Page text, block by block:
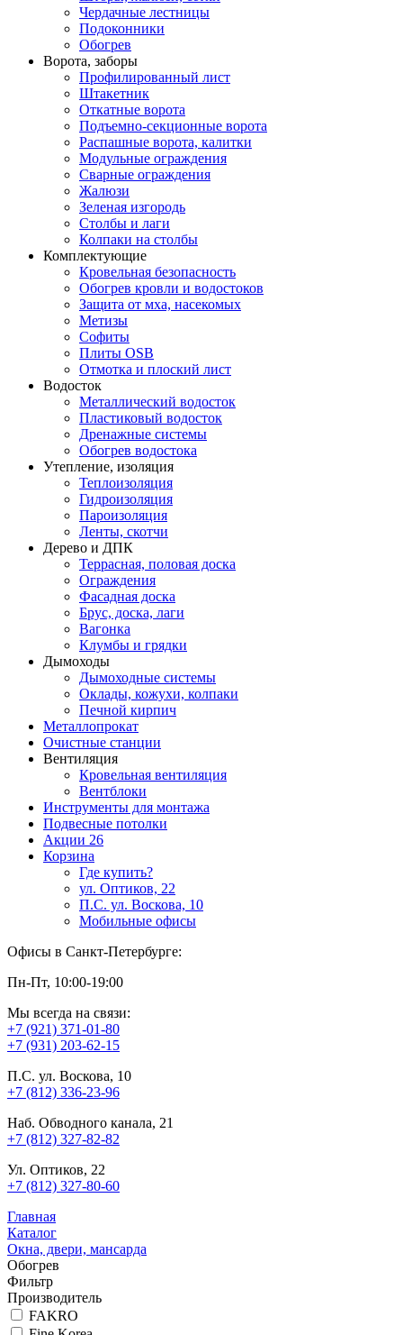
Чердачные лестницы
Подоконники
Обогрев
Ворота, заборы
Профилированный лист
Штакетник
Откатные ворота
Подъемно-секционные ворота
Распашные ворота, калитки
Модульные ограждения
Сварные ограждения
Жалюзи
Зеленая изгородь
Столбы и лаги
Колпаки на столбы
Комплектующие
Кровельная безопасность
Обогрев кровли и водостоков
Защита от мха, насекомых
Метизы
Софиты
Плиты OSB
Отмотка и плоский лист
Водосток
Металлический водосток
Пластиковый водосток
Дренажные системы
Обогрев водостока
Утепление, изоляция
Теплоизоляция
Гидроизоляция
Пароизоляция
Ленты, скотчи
Дерево и ДПК
Террасная, половая доска
Ограждения
Фасадная доска
Брус, доска, лаги
Вагонка
Клумбы и грядки
Дымоходы
Дымоходные системы
Оклады, кожухи, колпаки
Печной кирпич
Металлопрокат
Очистные станции
Вентиляция
Кровельная вентиляция
Вентблоки
Инструменты для монтажа
Подвесные потолки
Акции 26
Корзина
Где купить?
ул. Оптиков, 22
П.С. ул. Воскова, 10
Мобильные офисы
Офисы в Санкт-Петербурге:
Пн-Пт, 10:00-19:00
Мы всегда на связи:
+7 (921) 371-01-80
+7 (931) 203-62-15
П.С. ул. Воскова, 10
+7 (812) 336-23-96
Наб. Обводного канала, 21
+7 (812) 327-82-82
Ул. Оптиков, 22
+7 (812) 327-80-60
Главная
Каталог
Окна, двери, мансарда
Обогрев
Фильтр
Производитель
FAKRO